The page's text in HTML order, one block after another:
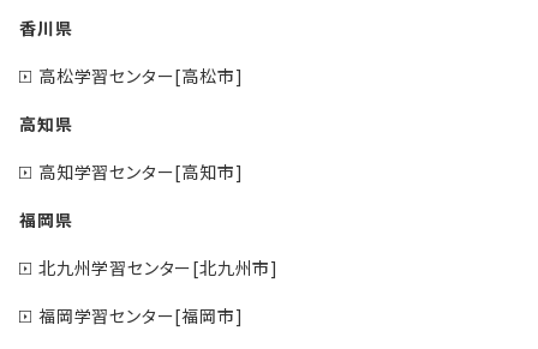
香川県
高松学習センター[高松市]
高知県
高知学習センター[高知市]
福岡県
北九州学習センター[北九州市]
福岡学習センター[福岡市]